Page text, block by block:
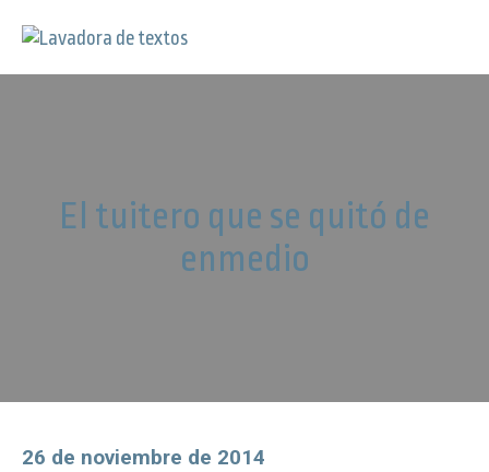
El tuitero que se quitó de
enmedio
26 de noviembre de 2014